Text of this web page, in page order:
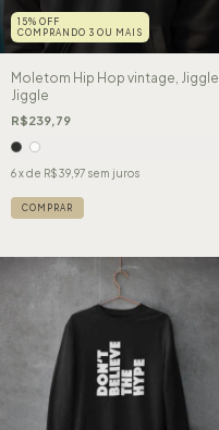
15% OFF
COMPRANDO 3 OU MAIS
Moletom Hip Hop vintage, Jiggle
Jiggle
R$239,79
6x de R$39,97 sem juros
COMPRAR